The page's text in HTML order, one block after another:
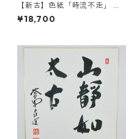
【新古】色紙「時流不走」 小
林太玄師 自筆 たとう紙入
¥18,700